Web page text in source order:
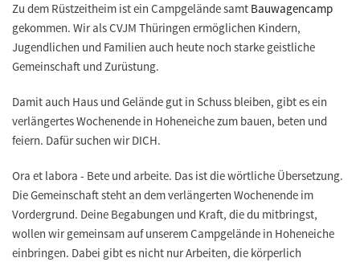
Zu dem Rüstzeitheim ist ein Campgelände samt Bauwagencamp
gekommen. Wir als CVJM Thüringen ermöglichen Kindern,
Jugendlichen und Familien auch heute noch starke geistliche
Gemeinschaft und Zurüstung.
Damit auch Haus und Gelände gut in Schuss bleiben, gibt es ein
verlängertes Wochenende in Hoheneiche zum bauen, beten und
feiern. Dafür suchen wir DICH.
Ora et labora - Bete und arbeite. Das ist die wörtliche Übersetzung.
Die Gemeinschaft steht an dem verlängerten Wochenende im
Vordergrund. Deine Begabungen und Kraft, die du mitbringst,
wollen wir gemeinsam auf unserem Campgelände in Hoheneiche
einbringen. Dabei gibt es nicht nur Arbeiten, die körperlich